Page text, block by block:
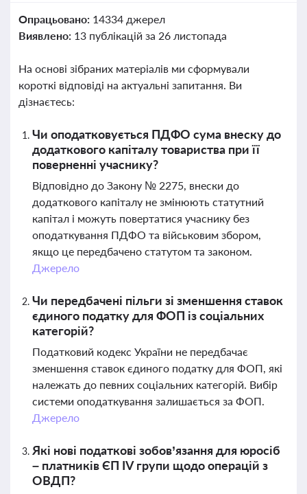
Опрацьовано: 14334 джерел
Виявлено: 13 публікацій за 26 листопада
На основі зібраних матеріалів ми сформували
короткі відповіді на актуальні запитання. Ви
дізнаєтесь:
Чи оподатковується ПДФО сума внеску до
додаткового капіталу товариства при її
поверненні учаснику?
Відповідно до Закону № 2275, внески до
додаткового капіталу не змінюють статутний
капітал і можуть повертатися учаснику без
оподаткування ПДФО та військовим збором,
якщо це передбачено статутом та законом.
Джерело
Чи передбачені пільги зі зменшення ставок
єдиного податку для ФОП із соціальних
категорій?
Податковий кодекс України не передбачає
зменшення ставок єдиного податку для ФОП, які
належать до певних соціальних категорій. Вибір
системи оподаткування залишається за ФОП.
Джерело
Які нові податкові зобов’язання для юросіб
– платників ЄП IV групи щодо операцій з
ОВДП?